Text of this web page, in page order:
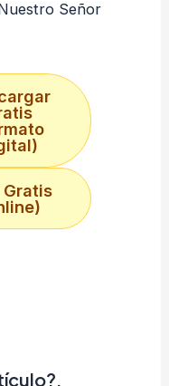
Señor
Gratis